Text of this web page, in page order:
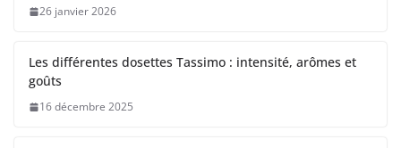
26 janvier 2026
Les différentes dosettes Tassimo : intensité, arômes et
goûts
16 décembre 2025